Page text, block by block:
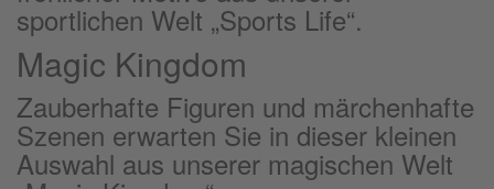
sportlichen Welt „Sports Life“.
Magic Kingdom
Zauberhafte Figuren und märchenhafte
Szenen erwarten Sie in dieser kleinen
Auswahl aus unserer magischen Welt